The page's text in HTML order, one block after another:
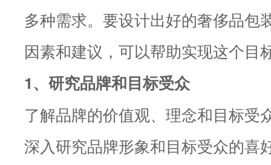
多种需求。要设计出好的奢侈品包
因素和建议，可以帮助实现这个目
1、研究品牌和目标受众
了解品牌的价值观、理念和目标受
深入研究品牌形象和目标受众的喜